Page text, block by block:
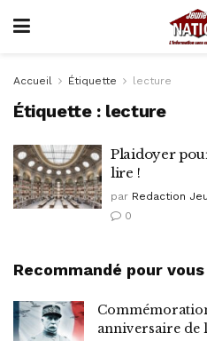
Accueil Étiquette lecture
Étiquette : lecture
Plaidoyer
lire !
par Redaction
0
Recommandé pour vous
Commémoration
anniversaire de